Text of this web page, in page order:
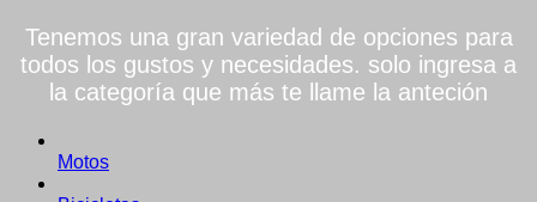
Tenemos una gran variedad de opciones para
todos los gustos y necesidades. solo ingresa a
la categoría que más te llame la anteción
Motos